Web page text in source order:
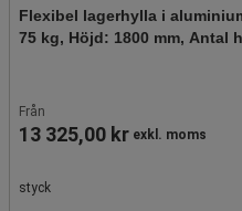
Flexibel lagerhylla i
75 kg, Höjd: 1800 mm, Antal
Från
13 325,00 kr exkl. moms
styck